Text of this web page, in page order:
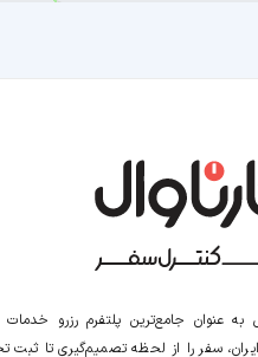
به عنوان جامع‌ترین پلتفرم رزرو
سفر را از لحظه‌ تصمیم‌گیری تا ثبت